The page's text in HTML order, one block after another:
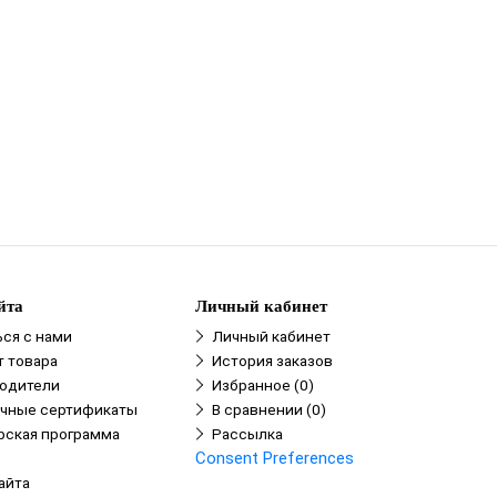
с нами
товара
сертификаты
программа
Личный кабинет
Личный кабинет
История заказов
Избранное (0)
В сравнении (0)
Рассылка
Consent Preferences